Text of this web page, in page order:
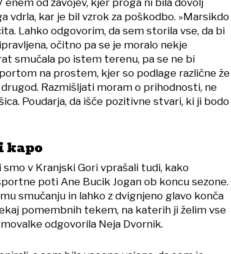
vdrla, kar je bil vzrok za poškodbo. »Marsikdo
Lahko odgovorim, da sem storila vse, da bi
očitno pa se je moralo nekje
smučala po istem terenu, pa se ne bi
na prostem, kjer so podlage različne že
Razmišljati moram o prihodnosti, ne
Poudarja, da išče pozitivne stvari, ki ji bodo
kapo
v Kranjski Gori vprašali tudi, kako
poti Ane Bucik Jogan ob koncu sezone.
smučanju in lahko z dvignjeno glavo konča
pomembnih tekem, na katerih ji želim vse
odgovorila Neja Dvornik.